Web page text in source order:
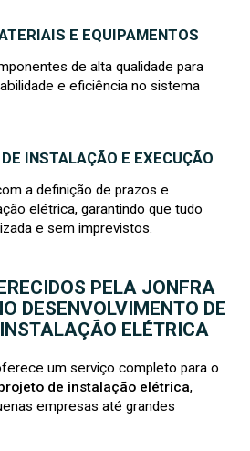
E EQUIPAMENTOS
de alta qualidade para
e eficiência no sistema
INSTALAÇÃO E EXECUÇÃO
a definição de prazos e
elétrica, garantindo que tudo
e sem imprevistos.
PELA JONFRA
DESENVOLVIMENTO DE
ELÉTRICA
um serviço completo para o
de instalação elétrica,
empresas até grandes